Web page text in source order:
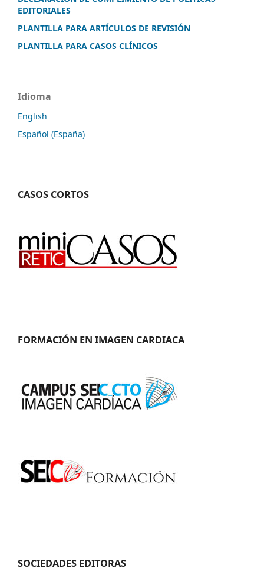
EDITORIALES
PLANTILLA PARA ARTÍCULOS DE REVISIÓN
PLANTILLA PARA CASOS CLÍNICOS
Idioma
English
Español (España)
CASOS CORTOS
FORMACIÓN EN IMAGEN CARDIACA
SOCIEDADES EDITORAS